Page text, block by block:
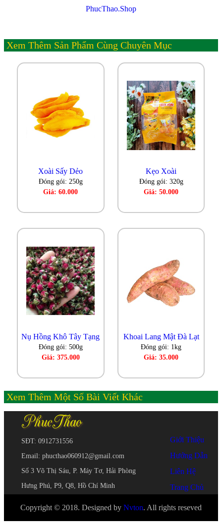
PhucThao.Shop
Xem Thêm Sản Phẩm Cùng Chuyên Mục
Xoài Sấy Dẻo
Đóng gói: 250g
Giá: 60.000
Kẹo Xoài
Đóng gói: 320g
Giá: 50.000
Nụ Hồng Khô Tây Tạng
Đóng gói: 500g
Giá: 375.000
Khoai Lang Mật Đà Lạt
Đóng gói: 1kg
Giá: 35.000
Xem Thêm Một Số Bài Viết Khác
SĐT: 0912731556
Email: phucthao060912@gmail.com
Số 3 Võ Thị Sáu, P. Máy Tơ, Hải Phòng
Hưng Phú, P9, Q8, Hồ Chí Minh
Giới Thiệu
Hướng Dẫn
Liên Hệ
Trang Chủ
Copyright © 2018. Designed by Nvton. All rights reseved